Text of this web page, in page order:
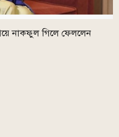
নাকফুল গিলে ফেললেন